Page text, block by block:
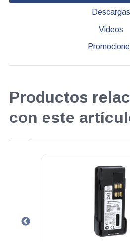
Descargas
Videos
Productos
con este
.